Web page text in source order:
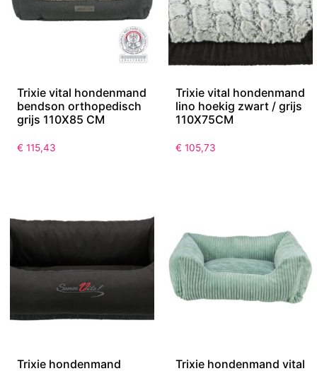
Trixie vital hondenmand
bendson orthopedisch
grijs 110X85 CM
€ 115,43
Trixie vital hondenmand
lino hoekig zwart / grijs
110X75CM
€ 105,73
Trixie hondenmand
Trixie hondenmand vital